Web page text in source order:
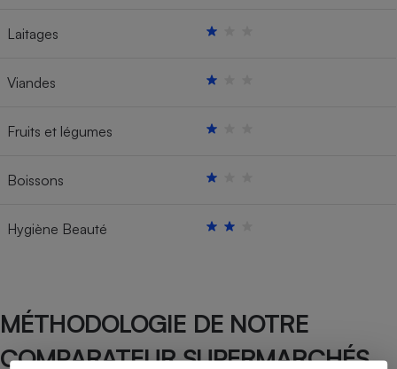
Laitages
Viandes
Fruits et légumes
Boissons
Hygiène Beauté
MÉTHODOLOGIE DE NOTRE
COMPARATEUR SUPERMARCHÉS